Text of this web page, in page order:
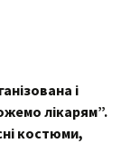
і
лікарям”.
костюми,